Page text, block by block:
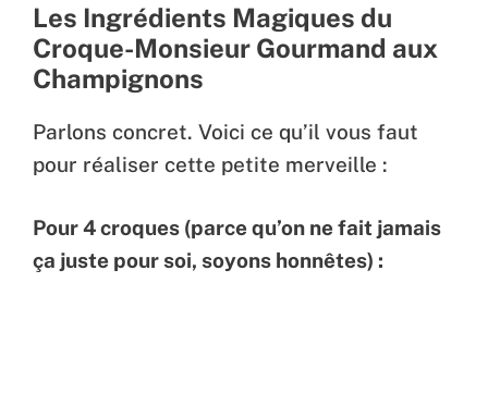
Les Ingrédients Magiques du
Croque-Monsieur Gourmand aux
Champignons
Parlons concret. Voici ce qu’il vous faut
pour réaliser cette petite merveille :
Pour 4 croques (parce qu’on ne fait jamais
ça juste pour soi, soyons honnêtes) :